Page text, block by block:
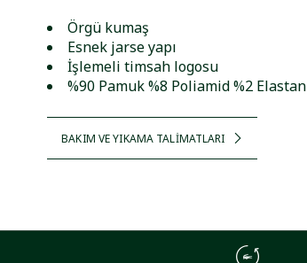
Örgü kumaş
Esnek jarse yapı
İşlemeli timsah logosu
%90 Pamuk %8 Poliamid %2 Elastan
BAKIM VE YIKAMA TALİMATLARI